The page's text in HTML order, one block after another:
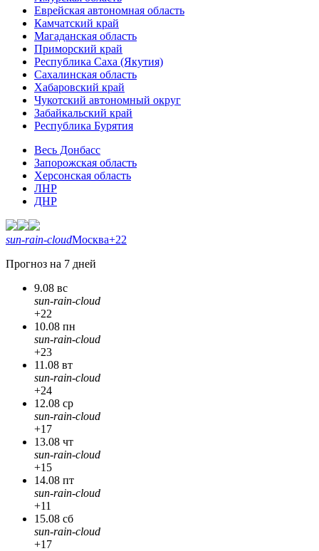
Еврейская автономная область
Камчатский край
Магаданская область
Приморский край
Республика Саха (Якутия)
Сахалинская область
Хабаровский край
Чукотский автономный округ
Забайкальский край
Республика Бурятия
Весь Донбасс
Запорожская область
Херсонская область
ЛНР
ДНР
sun-rain-cloudМосква+22
Прогноз на 7 дней
9.08 вс
sun-rain-cloud
+22
10.08 пн
sun-rain-cloud
+23
11.08 вт
sun-rain-cloud
+24
12.08 ср
sun-rain-cloud
+17
13.08 чт
sun-rain-cloud
+15
14.08 пт
sun-rain-cloud
+11
15.08 сб
sun-rain-cloud
+17